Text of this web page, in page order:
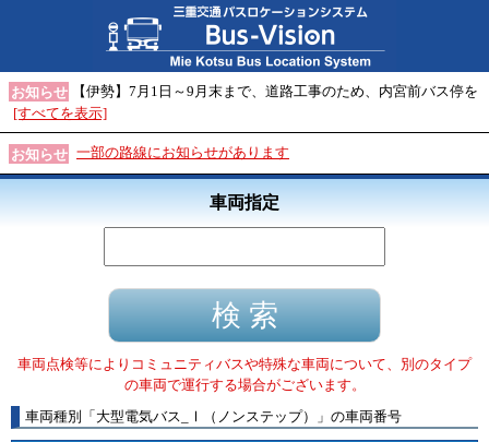
お知らせ
【伊勢】7月1日～9月末まで、道路工事のため、内宮前バス停を
[すべてを表示]
お知らせ 一部の路線にお知らせがあります
車両指定
車両点検等によりコミュニティバスや特殊な車両について、別のタイプ
の車両で運行する場合がございます。
車両種別
「 大型電気バス_Ⅰ（ノンステップ） 」 の車両番号